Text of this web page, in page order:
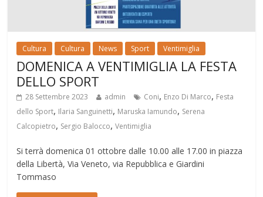
Cultura Cultura News Sport Ventimiglia
DOMENICA A VENTIMIGLIA LA FESTA
DELLO SPORT
28 Settembre 2023 admin Coni, Enzo Di Marco, Festa
dello Sport, Ilaria Sanguinetti, Maruska Iamundo, Serena
Calcopietro, Sergio Balocco,Ventimiglia
Si terrà domenica 01 ottobre dalle 10.00 alle 17.00 in piazza
della Libertà, Via Veneto, via Repubblica e Giardini
Tommaso